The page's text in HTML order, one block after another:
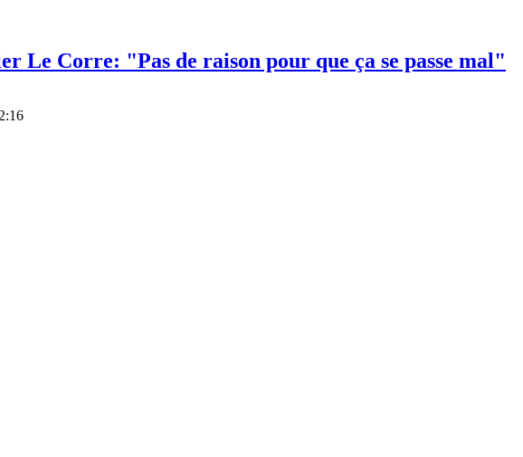
Le Corre: "Pas de raison pour que ça se passe mal"